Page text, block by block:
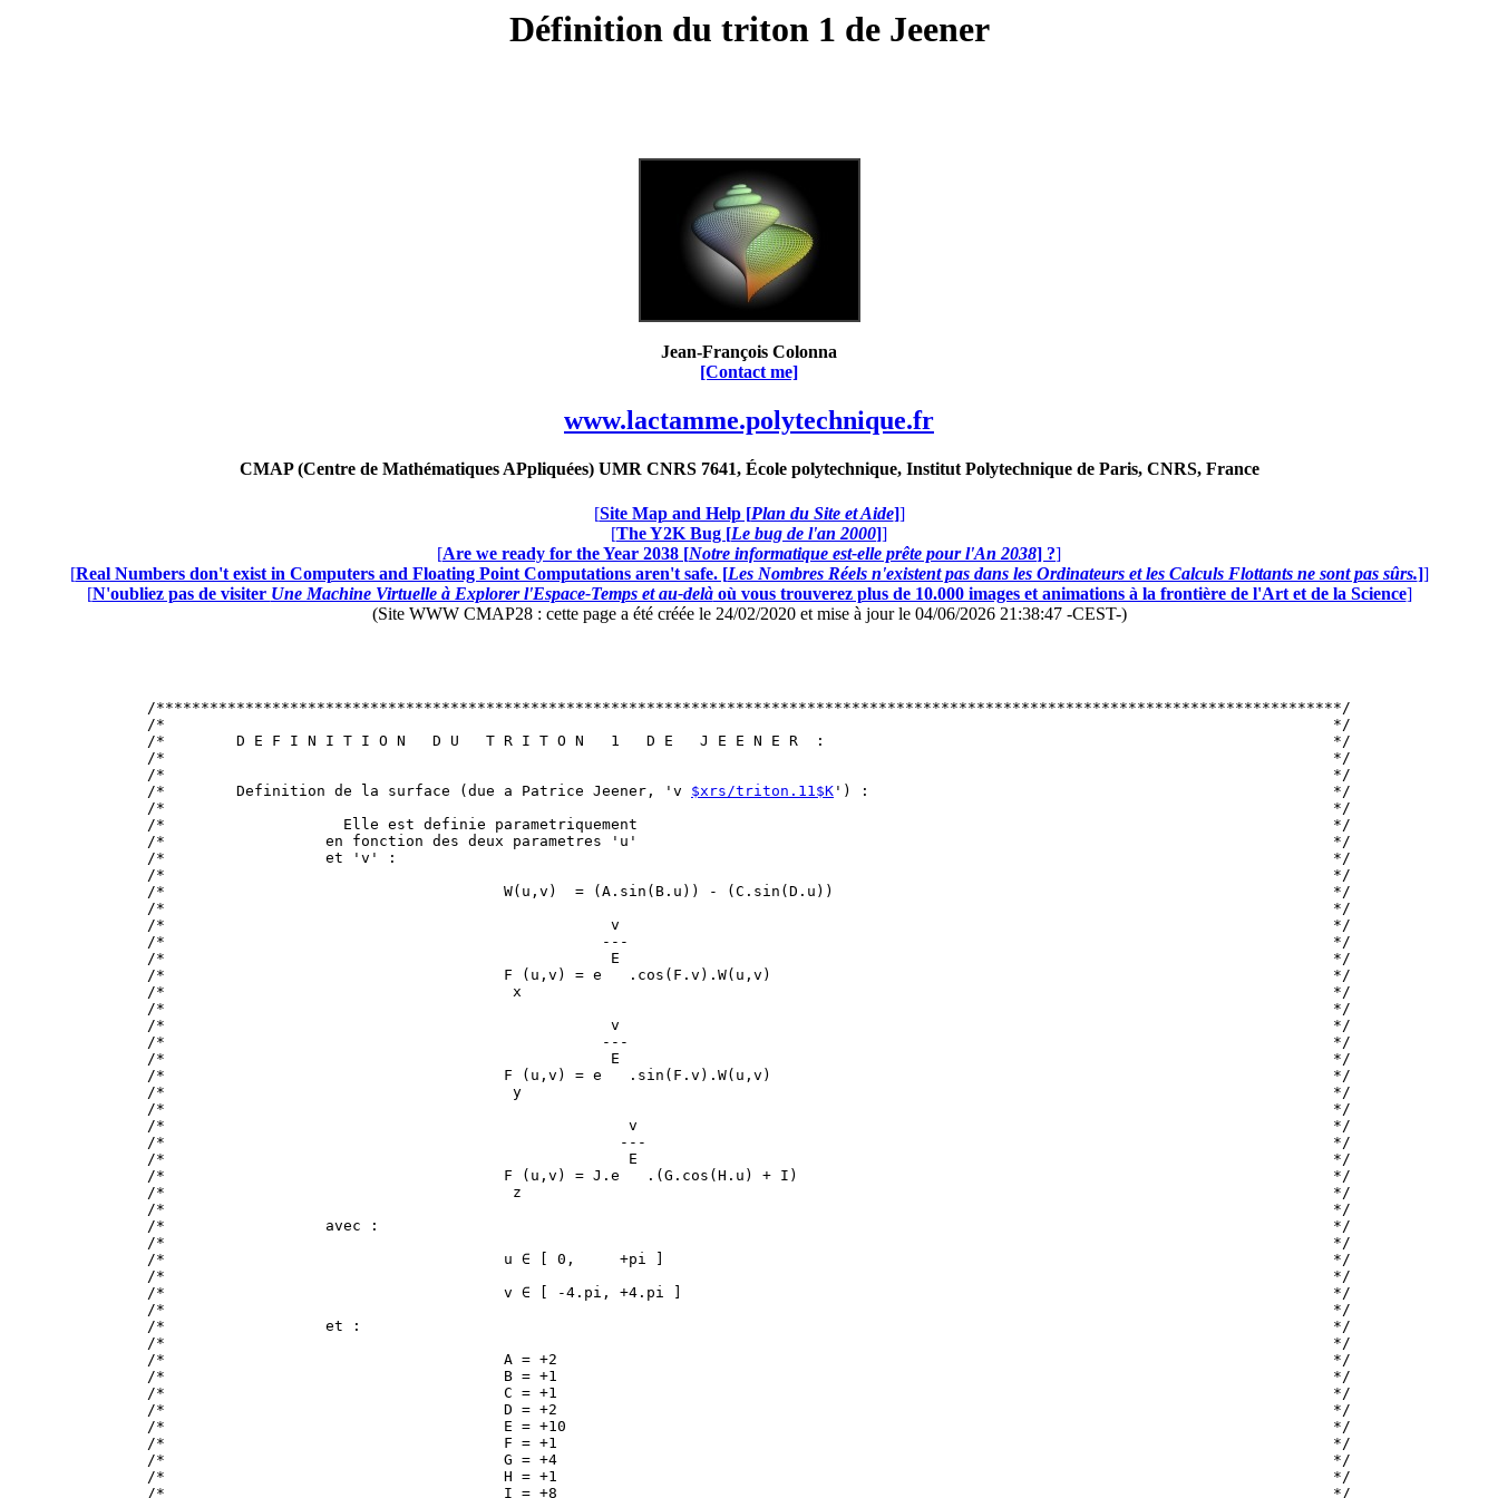
Définition du triton 1 de Jeener
Jean-François Colonna
[Contact me]
www.lactamme.polytechnique.fr
CMAP (Centre de Mathématiques APpliquées) UMR CNRS 7641, École polytechnique, Institut Polytechnique de Paris, CNRS, France
[Site Map and Help [Plan du Site et Aide]]
[The Y2K Bug [Le bug de l'an 2000]]
[Are we ready for the Year 2038 [Notre informatique est-elle prête pour l'An 2038] ?]
[Real Numbers don't exist in Computers and Floating Point Computations aren't safe. [Les Nombres Réels n'existent pas dans les Ordinateurs et les Calculs Flottants ne sont pas sûrs.]]
[N'oubliez pas de visiter Une Machine Virtuelle à Explorer l'Espace-Temps et au-delàoù vous trouverez plus de 10.000 images et animations à la frontière de l'Art et de la Science]
(Site WWW CMAP28 : cette page a été créée le 24/02/2020 et mise à jour le 04/06/2026 21:38:47 -CEST-)
/*************************************************************************************************************************************/
/*                                                                                                                                   */
/*        D E F I N I T I O N   D U   T R I T O N   1   D E   J E E N E R  :                                                         */
/*                                                                                                                                   */
/*                                                                                                                                   */
/*        Definition de la surface (due a Patrice Jeener, 'v $xrs/triton.11$K ') :                                                    */
/*                                                                                                                                   */
/*                    Elle est definie parametriquement                                                                              */
/*                  en fonction des deux parametres 'u'                                                                              */
/*                  et 'v' :                                                                                                         */
/*                                                                                                                                   */
/*                                      W(u,v)  = (A.sin(B.u)) - (C.sin(D.u))                                                        */
/*                                                                                                                                   */
/*                                                  v                                                                                */
/*                                                 ---                                                                               */
/*                                                  E                                                                                */
/*                                      F (u,v) = e   .cos(F.v).W(u,v)                                                               */
/*                                       x                                                                                           */
/*                                                                                                                                   */
/*                                                  v                                                                                */
/*                                                 ---                                                                               */
/*                                                  E                                                                                */
/*                                      F (u,v) = e   .sin(F.v).W(u,v)                                                               */
/*                                       y                                                                                           */
/*                                                                                                                                   */
/*                                                    v                                                                              */
/*                                                   ---                                                                             */
/*                                                    E                                                                              */
/*                                      F (u,v) = J.e   .(G.cos(H.u) + I)                                                            */
/*                                       z                                                                                           */
/*                                                                                                                                   */
/*                  avec :                                                                                                           */
/*                                                                                                                                   */
/*                                      u ∈ [ 0,     +pi ]                                                                           */
/*                                                                                                                                   */
/*                                      v ∈ [ -4.pi, +4.pi ]                                                                         */
/*                                                                                                                                   */
/*                  et :                                                                                                             */
/*                                                                                                                                   */
/*                                      A = +2                                                                                       */
/*                                      B = +1                                                                                       */
/*                                      C = +1                                                                                       */
/*                                      D = +2                                                                                       */
/*                                      E = +10                                                                                      */
/*                                      F = +1                                                                                       */
/*                                      G = +4                                                                                       */
/*                                      H = +1                                                                                       */
/*                                      I = +8                                                                                       */